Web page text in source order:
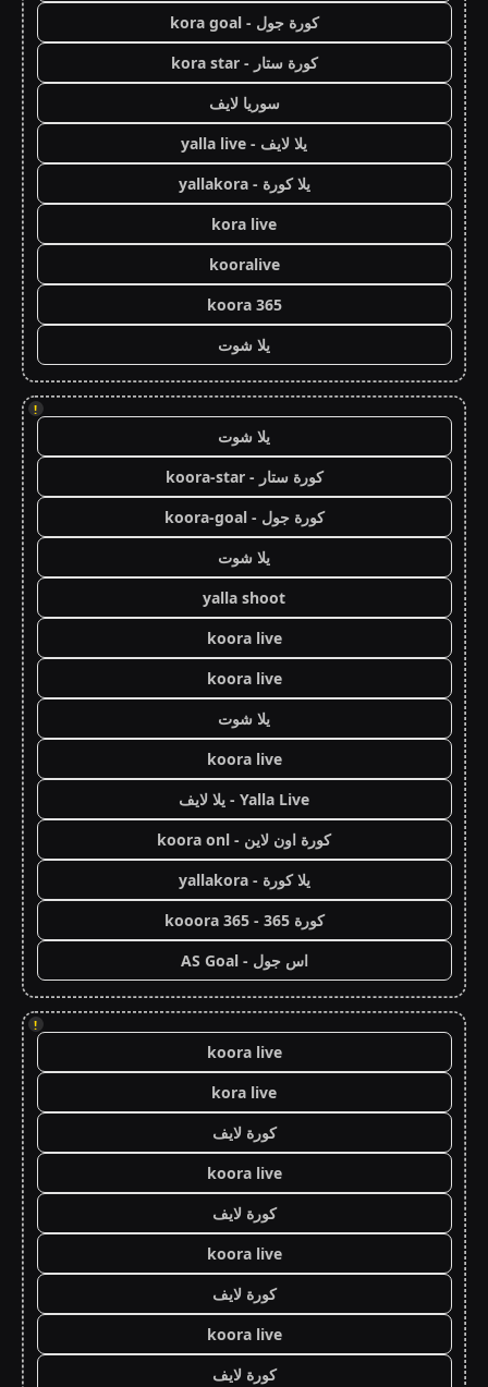
كورة جول - kora goal
كورة ستار - kora star
سوريا لايف
يلا لايف - yalla live
يلا كورة - yallakora
kora live
kooralive
koora 365
يلا شوت
!
يلا شوت
كورة ستار - koora-star
كورة جول - koora-goal
يلا شوت
yalla shoot
koora live
koora live
يلا شوت
koora live
Yalla Live - يلا لايف
كورة اون لاين - koora onl
يلا كورة - yallakora
كورة 365 - kooora 365
اس جول - AS Goal
!
koora live
kora live
كورة لايف
koora live
كورة لايف
koora live
كورة لايف
koora live
كورة لايف